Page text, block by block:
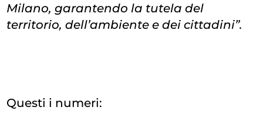
Milano, garantendo la tutela del
territorio, dell’ambiente e dei cittadini”.
Questi i numeri: